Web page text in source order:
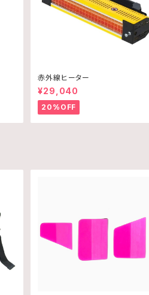
赤外線ヒーター
¥29,040
20%OFF